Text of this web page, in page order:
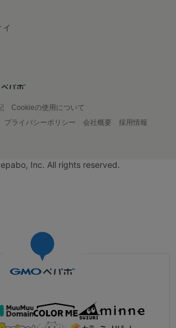
Cookieの使用について
プライバシーポリシー 会社概要
採用情報
Inc. All rights reserved.